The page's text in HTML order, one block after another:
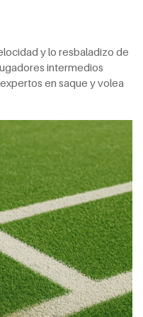
y lo resbaladizo de
intermedios
en saque y volea